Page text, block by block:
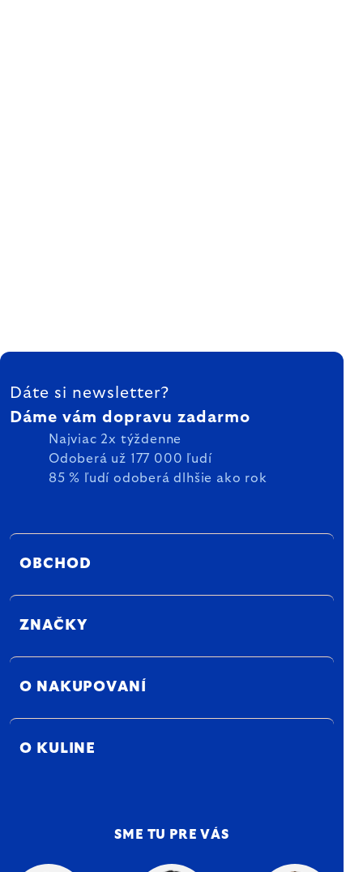
ZÁPÄTIE
Dáte si newsletter?
Dáme vám dopravu zadarmo
Najviac 2x týždenne
Odoberá už 177 000 ľudí
85 % ľudí odoberá dlhšie ako rok
OBCHOD
ZNAČKY
O NAKUPOVANÍ
O KULINE
SME TU PRE VÁS